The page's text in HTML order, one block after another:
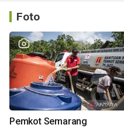
Foto
Pemkot Semarang